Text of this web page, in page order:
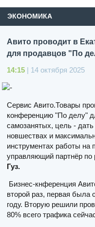
ЭКОНОМИКА
Авито проводит в
для продавцов "По
14:15 | 14 октября 2025
Сервис Авито.Товары
конференцию "По делу"
самозанятых, цель -
новшествах и
инструментах работы на
управляющий партнёр по
Гуз.
Бизнес-кнференция
второй раз, первая была
году. Вторую решили
80% всего трафика